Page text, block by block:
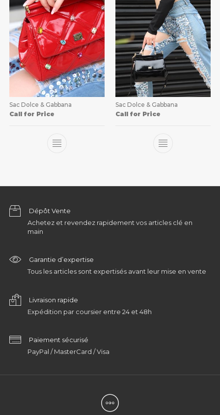
Sac Dolce & Gabbana
Call for Price
Sac Dolce & Gabbana
Call for Price
Dépôt Vente
Achetez et revendez rapidement vos articles clé en
main
Garantie d’expertise
Tous les articles sont expertisés avant leur mise en vente
Livraison rapide
Expédition par coursier entre 24 et 48h
Paiement sécurisé
PayPal / MasterCard / Visa